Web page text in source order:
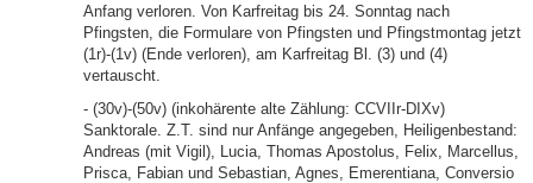
Anfang verloren. Von Karfreitag bis 24. Sonntag nach
Pfingsten, die Formulare von Pfingsten und Pfingstmontag jetzt
(1r)-(1v) (Ende verloren), am Karfreitag Bl. (3) und (4)
vertauscht.
- (30v)-(50v) (inkohärente alte Zählung: CCVIIr-DIXv)
Sanktorale. Z.T. sind nur Anfänge angegeben, Heiligenbestand:
Andreas (mit Vigil), Lucia, Thomas Apostolus, Felix, Marcellus,
Prisca, Fabian und Sebastian, Agnes, Emerentiana, Conversio